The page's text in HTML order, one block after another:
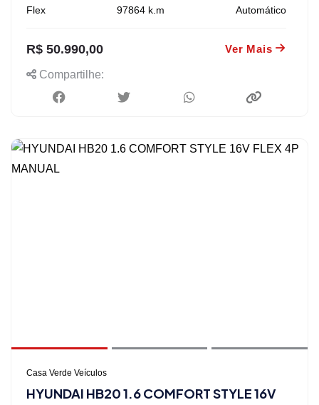
Flex 97864 k.m Automático
R$ 50.990,00 Ver Mais
Compartilhe:
Casa Verde Veículos
HYUNDAI HB20 1.6 COMFORT STYLE 16V